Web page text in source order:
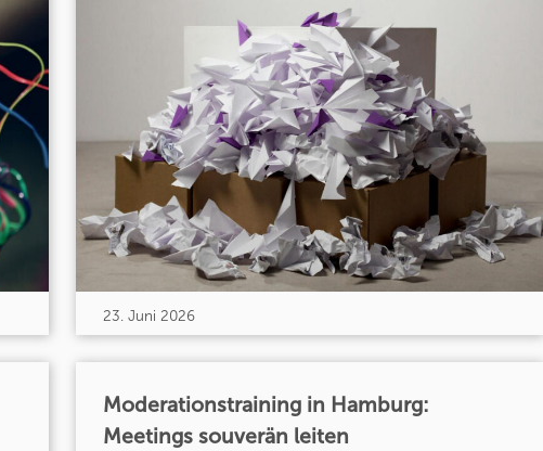
23. Juni 2026
Moderationstraining in Hamburg:
Meetings souverän leiten